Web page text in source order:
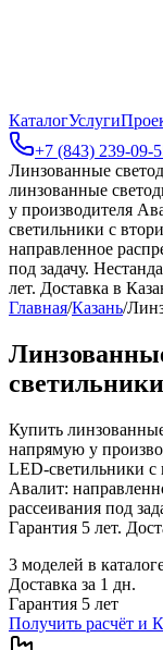
КаталогУслуги
+7 (843) 239-09-
Линзованные
линзованные
у производителя
светильники с
направленное
под задачу.
лет. Доставка в
Главная/Казань/
Купить
напрямую у
LED-светильники с
Авалит:
рассеивания под
Гарантия 5 лет.
3 моделей в
Доставка за 1 дн.
Гарантия 5 лет
Получить расчёт и